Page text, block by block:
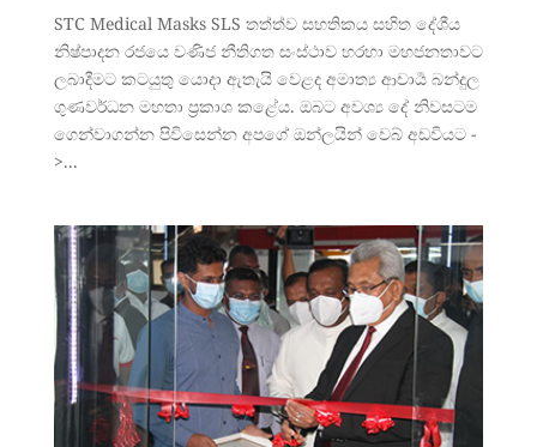
STC Medical Masks SLS තත්ත්ව සහතිකය සහිත දේශීය
නිෂ්පාදන රජයෙ වණිජ නීතිගත සංස්ථාව හරහා මහජනතාවට
ලබාදීමට කටයුතු යොදා ඇතැයි වෙළද අමාත්‍ය ආචාර්‍ය බන්දුල
ගුණවර්ධන මහතා ප්‍රකාශ කළේය. ඔබට අවශ්‍ය දේ නිවසටම
ගෙන්වාගන්න පිවිසෙන්න අපගේ ඔන්ලයින් වෙබ් අඩවියට -
>...